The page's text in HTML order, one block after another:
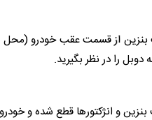
بنزین از قسمت عقب خودرو (محل
را در نظر بگیرید.
بنزین و انژکتورها قطع شده و